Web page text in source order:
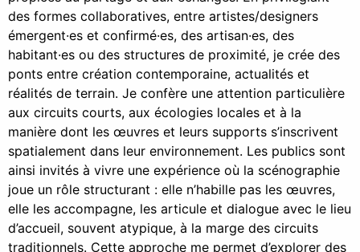
des formes collaboratives, entre artistes/designers
émergent·es et confirmé·es, des artisan·es, des
habitant·es ou des structures de proximité, je crée des
ponts entre création contemporaine, actualités et
réalités de terrain. Je confère une attention particulière
aux circuits courts, aux écologies locales et à la
manière dont les œuvres et leurs supports s’inscrivent
spatialement dans leur environnement. Les publics sont
ainsi invités à vivre une expérience où la scénographie
joue un rôle structurant : elle n’habille pas les œuvres,
elle les accompagne, les articule et dialogue avec le lieu
d’accueil, souvent atypique, à la marge des circuits
traditionnels. Cette approche me permet d’explorer des